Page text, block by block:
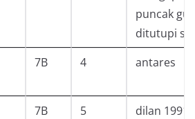
puncak
ditutupi
7B 4 antares
7B 5 dilan 1991